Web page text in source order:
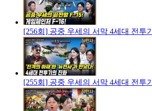
[256회] 공중 우세의 서막 4세대 전투
[255회] 공중 우세의 서막 4세대 전투